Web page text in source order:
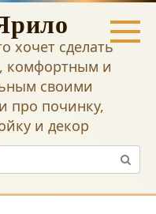
хочет сделать
комфортным и
своими
про починку,
и декор